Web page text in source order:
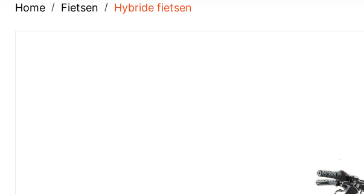
Home / Fietsen / Hybride fietsen